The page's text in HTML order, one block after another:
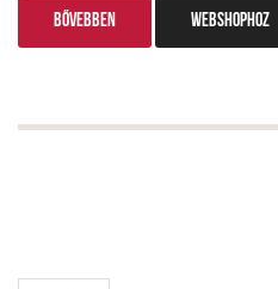
BŐVEBBEN WEBSHOPHOZ